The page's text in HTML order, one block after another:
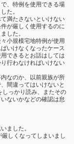
、特例を使用できる場
た。
満たさないといけない
が厳しく使用するのに
した。
小規模宅地特例が使用
いけなくなったケース
できるとお話はしては
行わなければいけない
なのか、以前親族が所
間違ってはいけないと
っかり読み、またその
ないかなどの確認は怠
ました。
しくなってしまいまし